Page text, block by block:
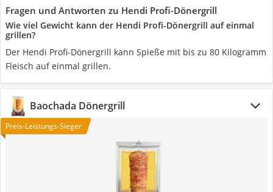
Fragen und Antworten zu Hendi Profi-Dönergrill
Wie viel Gewicht kann der Hendi Profi-Dönergrill auf einmal
grillen?
Der Hendi Profi-Dönergrill kann Spieße mit bis zu 80 Kilogramm
Fleisch auf einmal grillen.
Baochada Dönergrill
Preis-Leistungs-Sieger